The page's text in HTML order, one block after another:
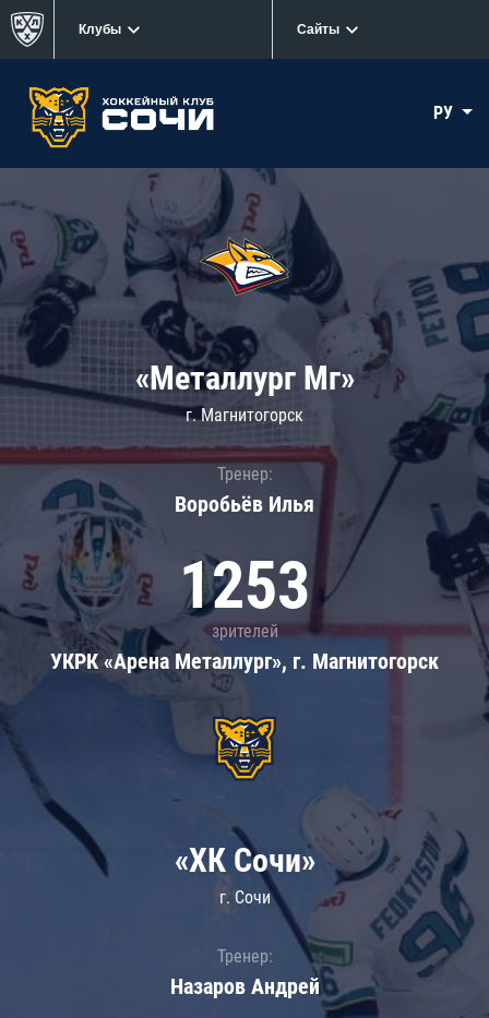
Клубы Сайты
РУ
«Металлург Мг»
г. Магнитогорск
Тренер:
Воробьёв Илья
1253
зрителей
УКРК «Арена Металлург», г. Магнитогорск
«ХК Сочи»
г. Сочи
Тренер:
Назаров Андрей